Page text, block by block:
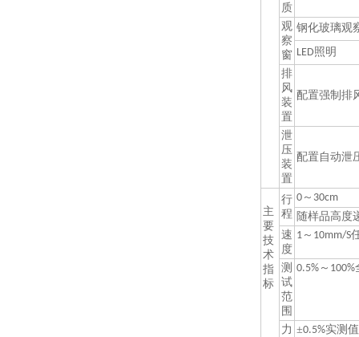
质
观
察
窗
钢化玻璃观
LED照明
排
风
装
置
配置强制排
泄
压
装
置
配置自动泄
主
要
技
术
指
标
行
程
0 ～ 30cm
随样品高度
速
度
1 ～ 10mm/S
测
试
范
围
0.5% ～ 100%
力 ±0.5%实测值